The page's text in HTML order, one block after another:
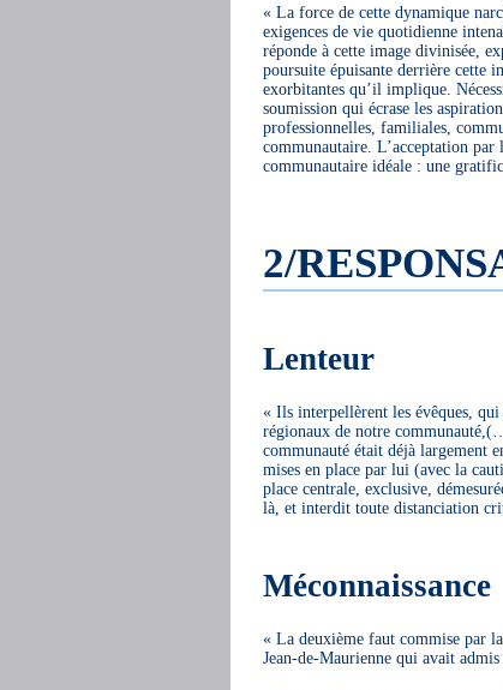
« La force de cette dynamique
exigences de vie quotidienne
réponde à cette image divinisée,
poursuite épuisante derrière cette
exorbitantes qu’il implique.
soumission qui écrase les
professionnelles, familiales,
communautaire. L’acceptation par
communautaire idéale : une
2/
Lenteur
« Ils interpellèrent les évêques, qui
régionaux de notre
communauté était déjà largement
mises en place par lui (avec la
place centrale, exclusive,
là, et interdit toute distanciation
Méconnaissance
« La deuxième faut commise par
Jean-de-Maurienne qui avait